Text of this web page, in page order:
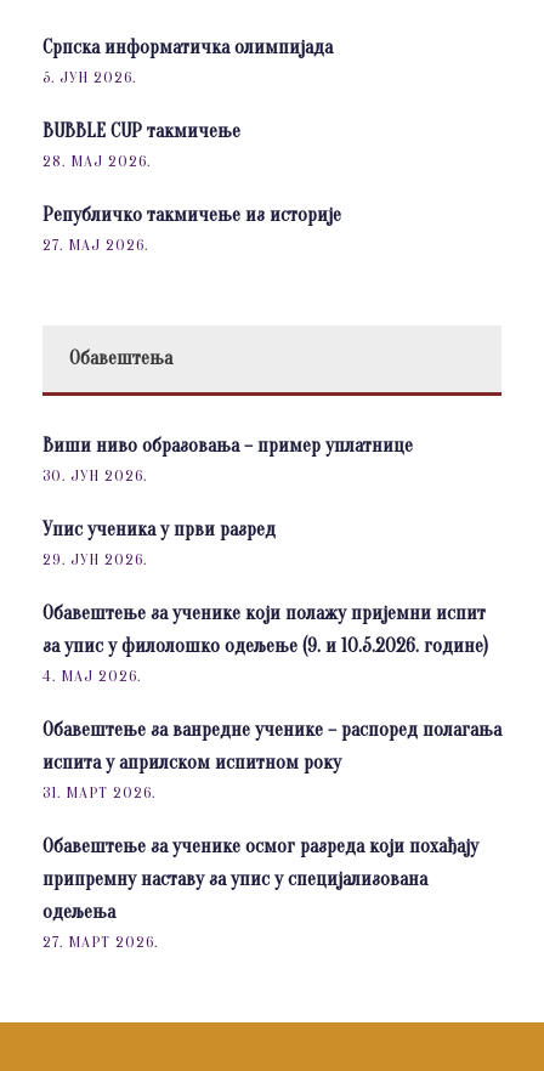
Српска информатичка олимпијада
5. ЈУН 2026.
BUBBLE CUP такмичење
28. МАЈ 2026.
Републичко такмичење из историје
27. МАЈ 2026.
Обавештења
Виши ниво образовања – пример уплатнице
30. ЈУН 2026.
Упис ученика у први разред
29. ЈУН 2026.
Обавештење за ученике који полажу пријемни испит
за упис у филолошко одељење (9. и 10.5.2026. године)
4. МАЈ 2026.
Обавештење за ванредне ученике – распоред полагања
испита у априлском испитном року
31. МАРТ 2026.
Обавештење за ученике осмог разреда који похађају
припремну наставу за упис у специјализована
одељења
27. МАРТ 2026.